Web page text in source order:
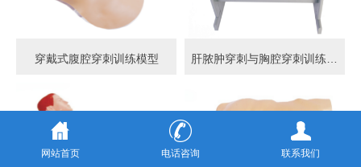
穿戴式腹腔穿刺训练模型
网站首页 电话咨询 联系我们